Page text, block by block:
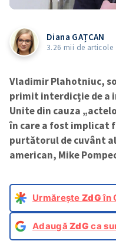
Diana GAȚCAN
3.26 mii de articole
Vladimir Plahotniuc,
primit interdicție de
Unite din cauza
în care a fost implicat
purtătorul de cuvânt
american, Mike
Urmărește ZdGîn
AdaugăZdG ca